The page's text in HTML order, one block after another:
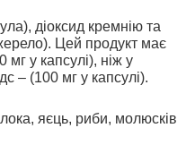
діоксид кремнію та
Цей продукт має
мг у капсулі), ніж у
– (100 мг у капсулі).
яєць, риби, молюсків